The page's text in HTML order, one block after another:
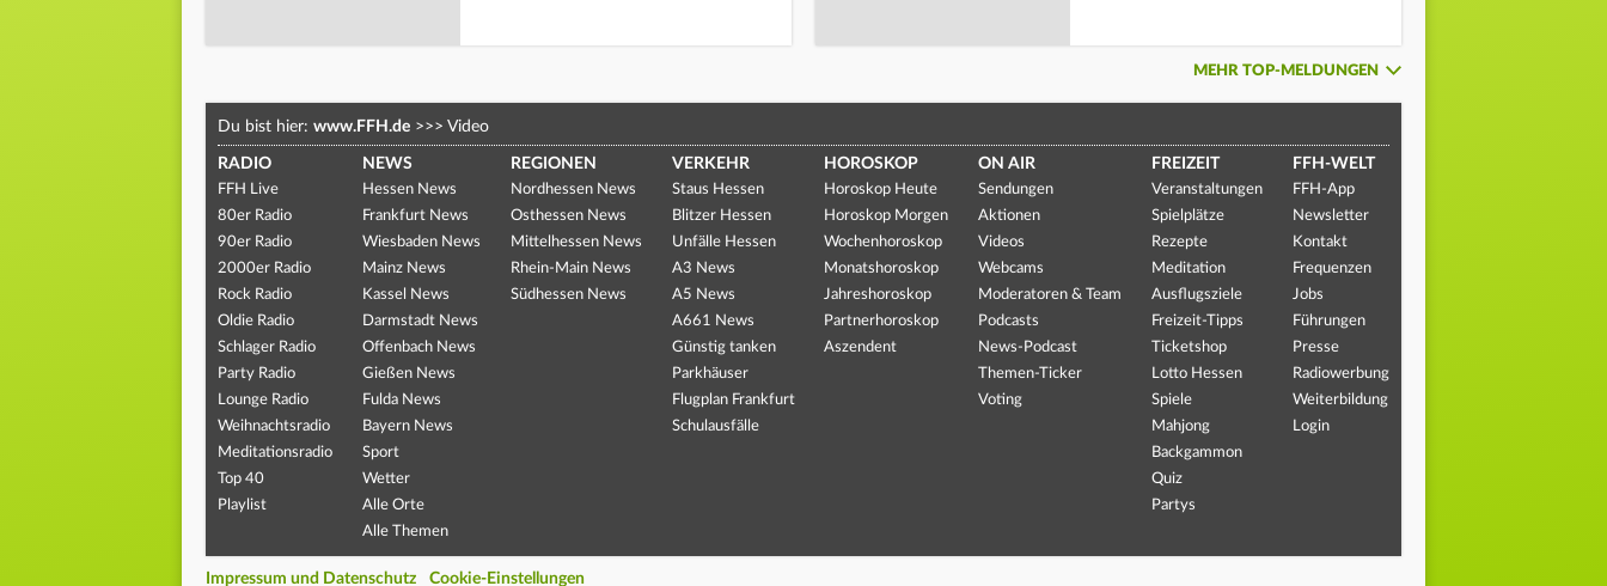
MEHR TOP-MELDUNGEN
Du bist hier: www.FFH.de >>> Video
RADIO
FFH Live
80er Radio
90er Radio
2000er Radio
Rock Radio
Oldie Radio
Schlager Radio
Party Radio
Lounge Radio
Weihnachtsradio
Meditationsradio
Top 40
Playlist
NEWS
Hessen News
Frankfurt News
Wiesbaden News
Mainz News
Kassel News
Darmstadt News
Offenbach News
Gießen News
Fulda News
Bayern News
Sport
Wetter
Alle Orte
Alle Themen
REGIONEN
Nordhessen News
Osthessen News
Mittelhessen News
Rhein-Main News
Südhessen News
VERKEHR
Staus Hessen
Blitzer Hessen
Unfälle Hessen
A3 News
A5 News
A661 News
Günstig tanken
Parkhäuser
Flugplan Frankfurt
Schulausfälle
HOROSKOP
Horoskop Heute
Horoskop Morgen
Wochenhoroskop
Monatshoroskop
Jahreshoroskop
Partnerhoroskop
Aszendent
ON AIR
Sendungen
Aktionen
Videos
Webcams
Moderatoren & Team
Podcasts
News-Podcast
Themen-Ticker
Voting
FREIZEIT
Veranstaltungen
Spielplätze
Rezepte
Meditation
Ausflugsziele
Freizeit-Tipps
Ticketshop
Lotto Hessen
Spiele
Mahjong
Backgammon
Quiz
Partys
FFH-WELT
FFH-App
Newsletter
Kontakt
Frequenzen
Jobs
Führungen
Presse
Radiowerbung
Weiterbildung
Login
Impressum und Datenschutz Cookie-Einstellungen